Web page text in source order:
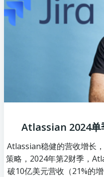
Atlassian 2024单
Atlassian稳健的营收增长
策略，2024年第2财季，
破10亿美元营收（21%的